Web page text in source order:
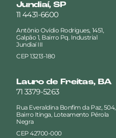
Jundiaí, SP
11 4431-6600
Antônio Ovídio Rodrigues, 1451,
Galpão 1, Bairro Pq. Industrial
Jundiaí III
CEP 13213-180
Lauro de Freitas, BA
71 3379-5263
Rua Everaldina Bonfim da Paz, 504,
Bairro Itinga, Loteamento Pérola
Negra
CEP 42700-000